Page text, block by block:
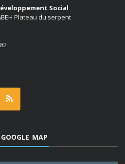
Social
Plateau du serpent
MAP